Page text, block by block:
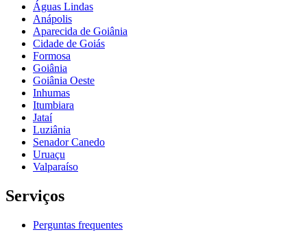
Águas Lindas
Anápolis
Aparecida de Goiânia
Cidade de Goiás
Formosa
Goiânia
Goiânia Oeste
Inhumas
Itumbiara
Jataí
Luziânia
Senador Canedo
Uruaçu
Valparaíso
Serviços
Perguntas frequentes